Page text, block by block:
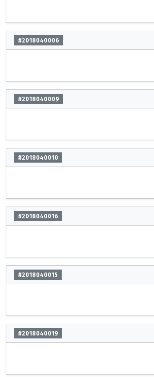
#2018040006
#2018040009
#2018040010
#2018040016
#2018040015
#2018040019